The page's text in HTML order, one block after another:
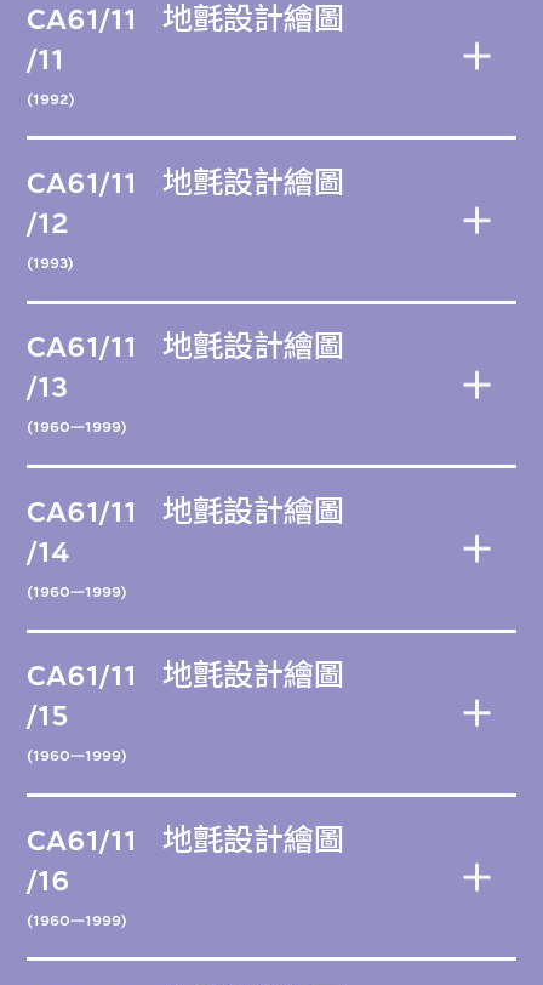
CA61/11
/11
(1992)
地氈設計繪圖
CA61/11
/12
(1993)
地氈設計繪圖
CA61/11
/13
(1960—1999)
地氈設計繪圖
CA61/11
/14
(1960—1999)
地氈設計繪圖
CA61/11
/15
(1960—1999)
地氈設計繪圖
CA61/11
/16
(1960—1999)
地氈設計繪圖